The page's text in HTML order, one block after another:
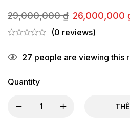
29,000,000₫
Giá
gốc
29,000,000 ₫.
26,000,000
Giá
hiện
là:
(0 reviews)
27 people are viewing this
Quantity